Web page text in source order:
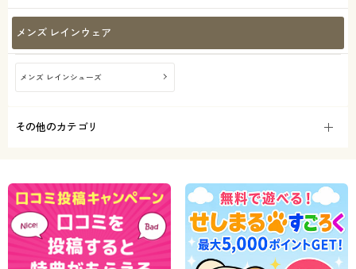
お気に入り
サポート
ご利用ガイド
よくある質問とお問い合わせ
30代 40代
50代
解除する
閉じる
メンズ レインウェア
メンズ レインシューズ
その他のカテゴリ